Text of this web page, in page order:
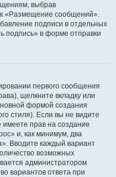
выбрав
«Размещение сообщений».
подписи в отдельных
подпись» в форме отправки
первого сообщения
щелкните вкладку или
формой создания
стиля). Если вы не видите
имеете прав на создание
и, как минимум, два
Вводите каждый вариант
возможных
администратором
вариантов ответа при